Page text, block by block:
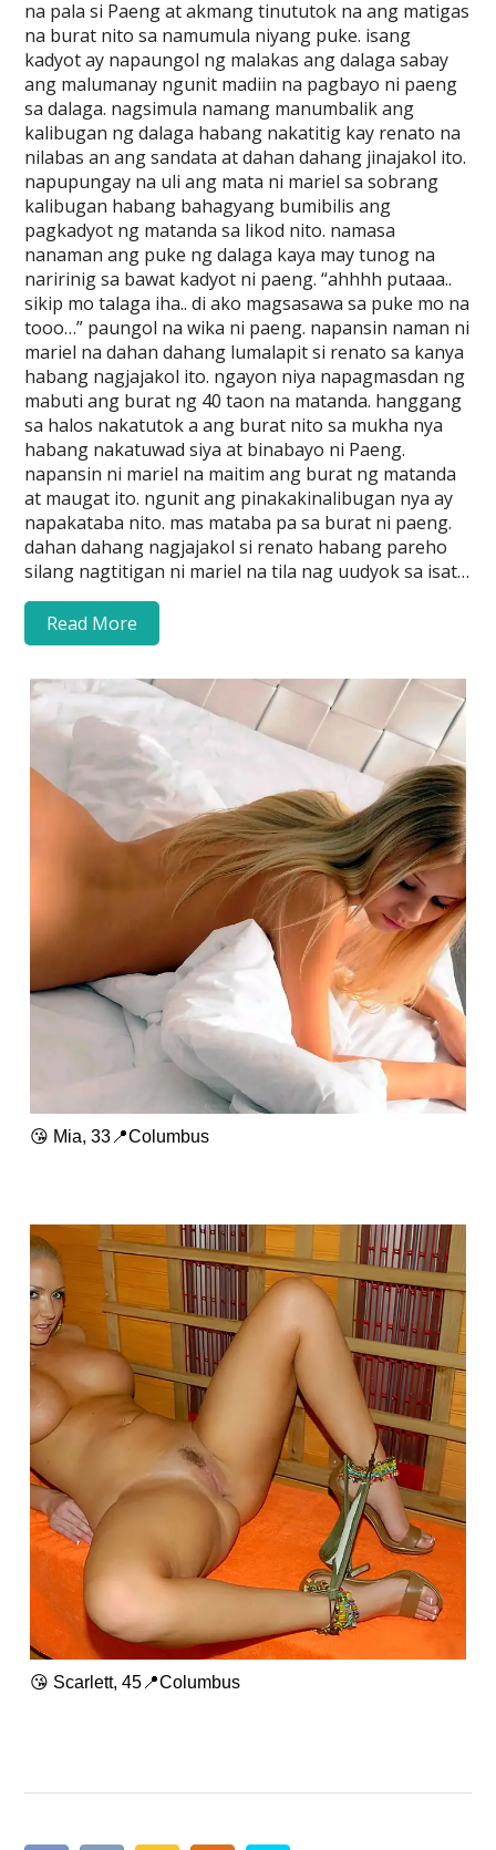
na pala si Paeng at akmang tinututok na ang matigas
na burat nito sa namumula niyang puke. isang
kadyot ay napaungol ng malakas ang dalaga sabay
ang malumanay ngunit madiin na pagbayo ni paeng
sa dalaga. nagsimula namang manumbalik ang
kalibugan ng dalaga habang nakatitig kay renato na
nilabas an ang sandata at dahan dahang jinajakol ito.
napupungay na uli ang mata ni mariel sa sobrang
kalibugan habang bahagyang bumibilis ang
pagkadyot ng matanda sa likod nito. namasa
nanaman ang puke ng dalaga kaya may tunog na
naririnig sa bawat kadyot ni paeng. “ahhhh putaaa..
sikip mo talaga iha.. di ako magsasawa sa puke mo na
tooo…” paungol na wika ni paeng. napansin naman ni
mariel na dahan dahang lumalapit si renato sa kanya
habang nagjajakol ito. ngayon niya napagmasdan ng
mabuti ang burat ng 40 taon na matanda. hanggang
sa halos nakatutok a ang burat nito sa mukha nya
habang nakatuwad siya at binabayo ni Paeng.
napansin ni mariel na maitim ang burat ng matanda
at maugat ito. ngunit ang pinakakinalibugan nya ay
napakataba nito. mas mataba pa sa burat ni paeng.
dahan dahang nagjajakol si renato habang pareho
silang nagtitigan ni mariel na tila nag uudyok sa isat…
Read More
😘 Mia, 33📍Columbus
😘 Scarlett, 45📍Columbus